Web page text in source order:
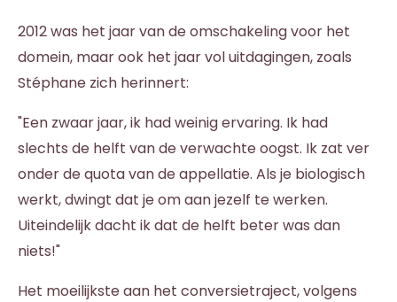
2012 was het jaar van de omschakeling voor het
domein, maar ook het jaar vol uitdagingen, zoals
Stéphane zich herinnert:
"Een zwaar jaar, ik had weinig ervaring. Ik had
slechts de helft van de verwachte oogst. Ik zat ver
onder de quota van de appellatie. Als je biologisch
werkt, dwingt dat je om aan jezelf te werken.
Uiteindelijk dacht ik dat de helft beter was dan
niets!"
Het moeilijkste aan het conversietraject, volgens